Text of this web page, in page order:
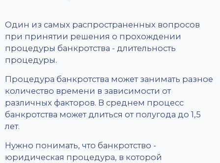
Один из самых распространенных вопросов
при принятии решения о прохождении
процедуры банкротства - длительность
процедуры.
Процедура банкротства может занимать разное
количество времени в зависимости от
различных факторов. В среднем процесс
банкротства может длиться от полугода до 1,5
лет.
Нужно понимать, что банкротство -
юридическая процедура, в которой